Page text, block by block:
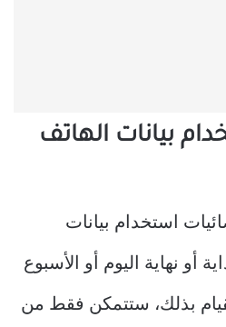
بيانات الهاتف
استخدام بيانات
أو نهاية اليوم أو الأسبوع
بذلك، ستتمكن فقط من